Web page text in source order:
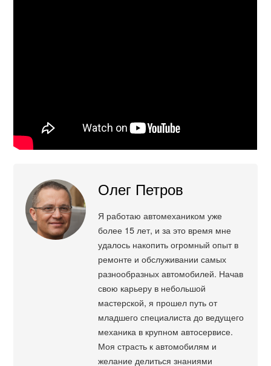
Олег Петров
Я работаю автомехаником уже
более 15 лет, и за это время мне
удалось накопить огромный опыт в
ремонте и обслуживании самых
разнообразных автомобилей. Начав
свою карьеру в небольшой
мастерской, я прошел путь от
младшего специалиста до ведущего
механика в крупном автосервисе.
Моя страсть к автомобилям и
желание делиться знаниями